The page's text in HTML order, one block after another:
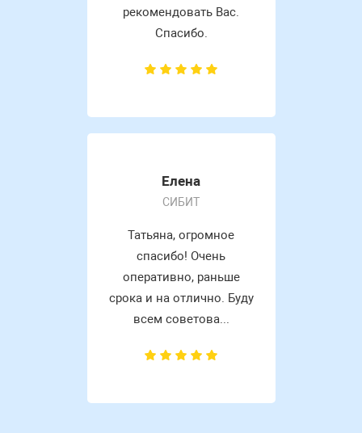
рекомендовать Вас.
Спасибо.
Елена
СИБИТ
Татьяна, огромное
спасибо! Очень
оперативно, раньше
срока и на отлично. Буду
всем советова...